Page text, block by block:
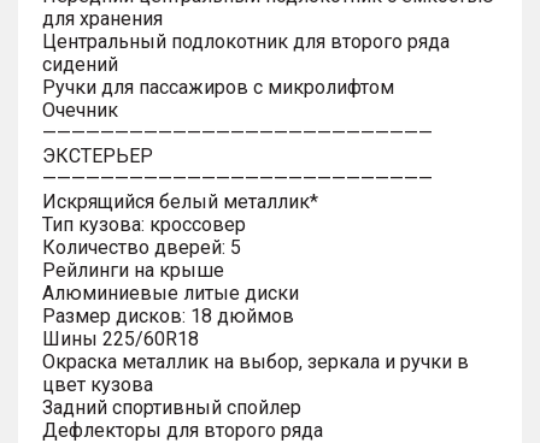
для хранения
Центральный подлокотник для второго ряда
сидений
Ручки для пассажиров с микролифтом
Очечник
———————————————————————————
ЭКСТЕРЬЕР
———————————————————————————
Искрящийся белый металлик*
Тип кузова: кроссовер
Количество дверей: 5
Рейлинги на крыше
Алюминиевые литые диски
Размер дисков: 18 дюймов
Шины 225/60R18
Окраска металлик на выбор, зеркала и ручки в
цвет кузова
Задний спортивный спойлер
Дефлекторы для второго ряда